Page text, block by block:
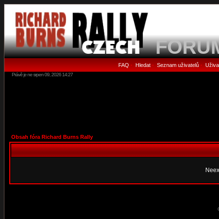
FAQ • Hledat• Seznam uživatelů•
Právě je ne srpen 09, 2026 14:27
Obsah fóra Richard Burns Rally